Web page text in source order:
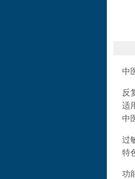
中
反
适
中
过
特
功